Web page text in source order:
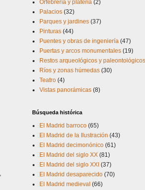
Orfebrería y platería (2)
Palacios (32)
Parques y jardines (37)
Pinturas (44)
Puentes y obras de ingeniería (47)
Puertas y arcos monumentales (19)
Restos arqueológicos y paleontológicos
Ríos y zonas húmedas (30)
Teatro (4)
Vistas panorámicas (8)
Búsqueda histórica
El Madrid barroco (65)
El Madrid de la Ilustración (43)
El Madrid decimonónico (61)
El Madrid del siglo XX (81)
El Madrid del siglo XXI (37)
El Madrid desaparecido (70)
El Madrid medieval (66)